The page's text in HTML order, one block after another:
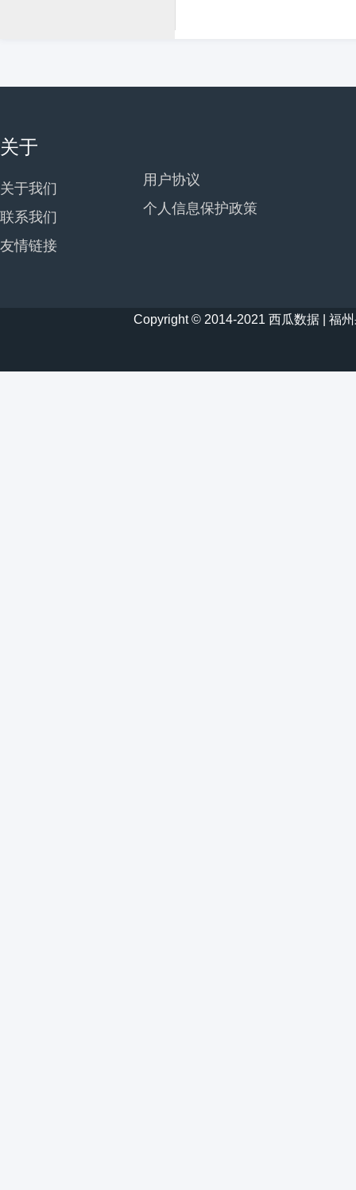
关于
关于我们
联系我们
友情链接
用户协议
个人信息保护政策
Copyright © 2014-2021 西瓜数据 | 福